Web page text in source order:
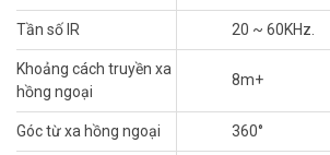
Hỗ trợ hơn 8000 nhãn hiệu thiết bị IR khác
Box, Máy chiếu, DVD, Loa gia đình, v.v.) trên thị
Chức năng và tính năng
Điều khiển các thiết bị có cổng giao tiếp IR
Hỗ trợ 01 phím cứng phục vụ kích hoạt
Tần số IR 20 ~ 60KHz.
Khoảng cách truyền xa
hồng ngoại
8m+
Góc từ xa hồng ngoại 360°